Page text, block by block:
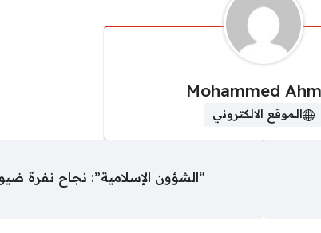
Mohammed
الموقع الالكتروني
“الشؤون الإسلامية”: نجاح نفرة